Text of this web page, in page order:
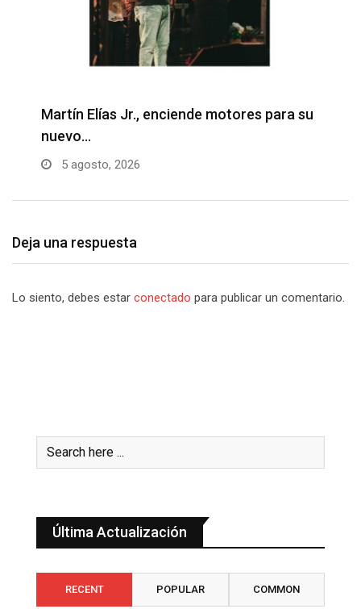
Martín Elías Jr., enciende motores para su
nuevo…
5 agosto, 2026
Deja una respuesta
Lo siento, debes estar conectado para publicar un comentario.
Última Actualización
RECENT POPULAR COMMON